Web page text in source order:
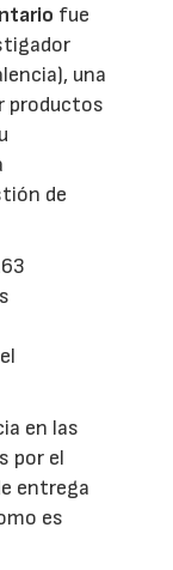
fue
una
productos
de
en las
por el
entrega
es